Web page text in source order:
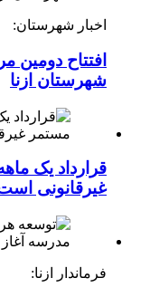
اخبار شهرستان:
افتتاح دومین
شهرستان ازنا
قرارداد یک
غیرقانونی
فرماندار ازنا: